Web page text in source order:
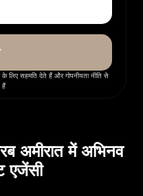
लिए सहमति देते हैं और गोपनीयता नीति से
हैं
अमीरात में अभिनव
एजेंसी